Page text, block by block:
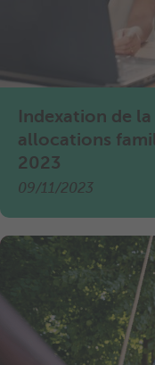
Indexation de
allocations
2023
09/11/2023